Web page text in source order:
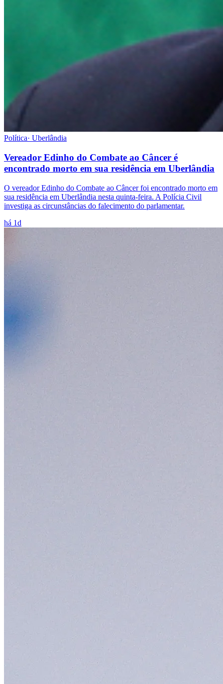
Política· Uberlândia
Vereador Edinho do Combate ao Câncer é
encontrado morto em sua residência em Uberlândia
O vereador Edinho do Combate ao Câncer foi encontrado morto em
sua residência em Uberlândia nesta quinta-feira. A Polícia Civil
investiga as circunstâncias do falecimento do parlamentar.
há 1d